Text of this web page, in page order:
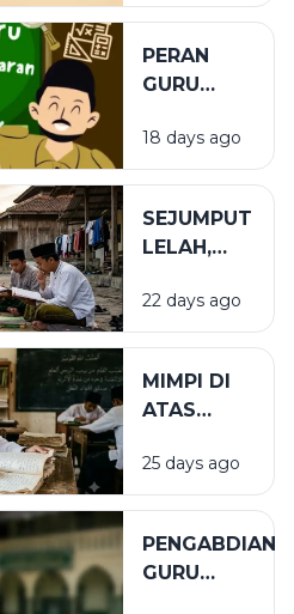
PERAN
GURU
PENDIDIKAN
18 days ago
SEJUMPUT
LELAH,
BARAKAH
22 days ago
MIMPI DI
ATAS
LUSUH
25 days ago
PENGABDIAN
GURU